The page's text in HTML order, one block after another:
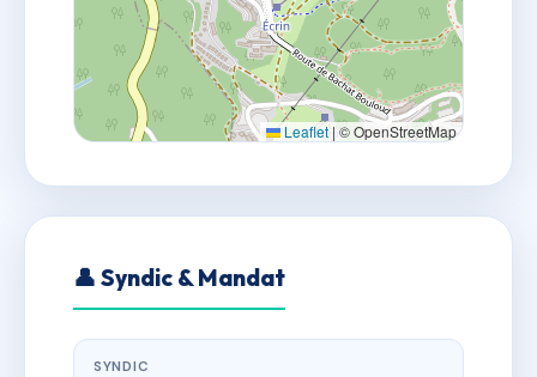
Leaflet |© OpenStreetMap
👤 Syndic & Mandat
SYNDIC